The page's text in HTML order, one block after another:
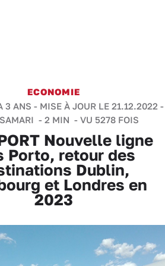
ECONOMIE
3 ANS - MISE À JOUR LE 21.12.2022 -
- 2 MIN - VU 5278 FOIS
Nouvelle ligne
Porto, retour des
Dublin,
et Londres en
2023